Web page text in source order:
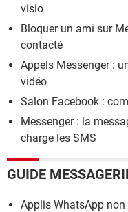
visio
Bloquer un ami sur
contacté
Appels Messenger :
vidéo
Salon Facebook :
Messenger : la
charge les SMS
GUIDE
Applis WhatsApp